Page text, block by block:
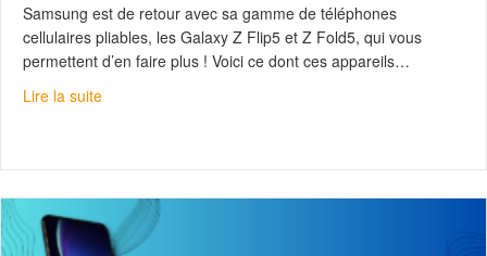
Samsung est de retour avec sa gamme de téléphones
cellulaires pliables, les Galaxy Z Flip5 et Z Fold5, qui vous
permettent d’en faire plus ! Voici ce dont ces appareils…
Lire la suiteabout Samsung Galaxy Z Flip5 & Z Fold5 : Dépliez